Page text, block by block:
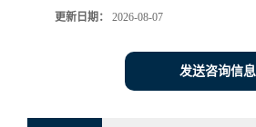
更新日期： 2026-08-07
发送咨询信息